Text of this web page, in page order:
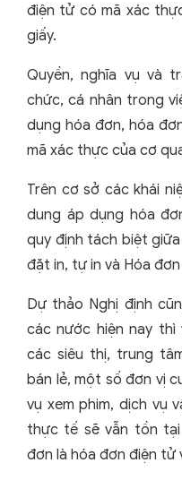
điện tử có mã xác
giấy.
Quyền, nghĩa vụ và
chức, cá nhân trong
dụng hóa đơn, hóa
mã xác thực của cơ
Trên cơ sở các khái
dung áp dụng hóa
quy định tách biệt
đặt in, tự in và Hóa
Dự thảo Nghị định
các nước hiện nay
các siêu thị, trung
bán lẻ, một số đơn vị
vụ xem phim, dịch vụ
thực tế sẽ vẫn tồn tại
đơn là hóa đơn điện tử